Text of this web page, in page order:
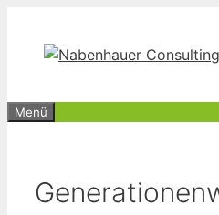
springen
Menü